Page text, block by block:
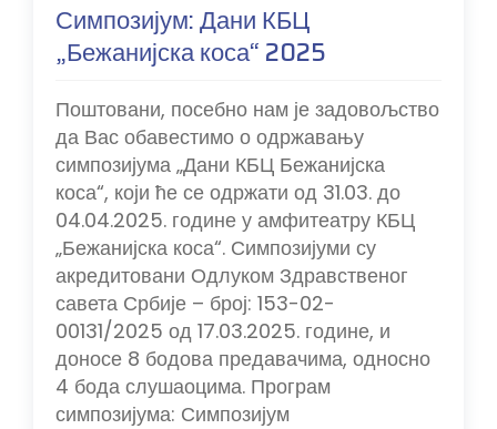
Симпозијум: Дани КБЦ
„Бежанијска коса“ 2025
Поштовани, посебно нам је задовољство
да Вас обавестимо о одржавању
симпозијума „Дани КБЦ Бежанијска
коса“, који ће се одржати од 31.03. до
04.04.2025. године у амфитеатру КБЦ
„Бежанијска коса“. Симпозијуми су
акредитовани Одлуком Здравственог
савета Србије – број: 153-02-
00131/2025 од 17.03.2025. године, и
доносе 8 бодова предавачима, односно
4 бода слушаоцима. Програм
симпозијума: Симпозијум